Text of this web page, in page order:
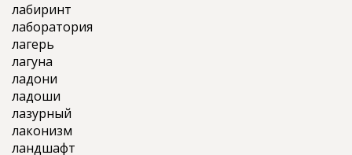
лабиринт
лаборатория
лагерь
лагуна
ладони
ладоши
лазурный
лаконизм
ландшафт